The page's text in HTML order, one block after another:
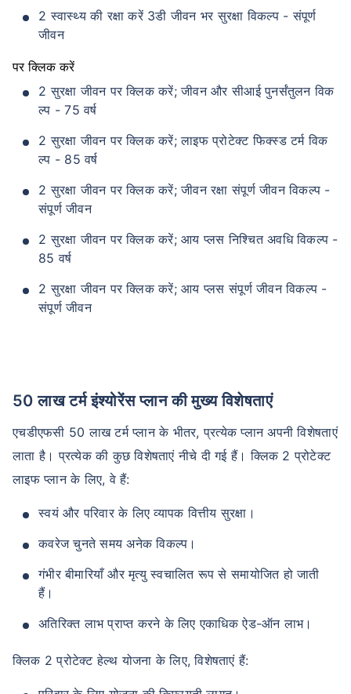
2 स्वास्थ्य की रक्षा करें 3डी जीवन भर सुरक्षा विकल्प - संपूर्ण
जीवन
पर क्लिक करें
2 सुरक्षा जीवन पर क्लिक करें; जीवन और सीआई पुनर्संतुलन विक
ल्प - 75 वर्ष
2 सुरक्षा जीवन पर क्लिक करें; लाइफ प्रोटेक्ट फिक्स्ड टर्म विक
ल्प - 85 वर्ष
2 सुरक्षा जीवन पर क्लिक करें; जीवन रक्षा संपूर्ण जीवन विकल्प -
संपूर्ण जीवन
2 सुरक्षा जीवन पर क्लिक करें; आय प्लस निश्चित अवधि विकल्प -
85 वर्ष
2 सुरक्षा जीवन पर क्लिक करें; आय प्लस संपूर्ण जीवन विकल्प -
संपूर्ण जीवन
50 लाख टर्म इंश्योरेंस प्लान की मुख्य विशेषताएं
एचडीएफसी 50 लाख टर्म प्लान के भीतर, प्रत्येक प्लान अपनी विशेषताएं
लाता है। प्रत्येक की कुछ विशेषताएं नीचे दी गई हैं। क्लिक 2 प्रोटेक्ट
लाइफ प्लान के लिए, वे हैं:
स्वयं और परिवार के लिए व्यापक वित्तीय सुरक्षा।
कवरेज चुनते समय अनेक विकल्प।
गंभीर बीमारियाँ और मृत्यु स्वचालित रूप से समायोजित हो जाती
हैं।
अतिरिक्त लाभ प्राप्त करने के लिए एकाधिक ऐड-ऑन लाभ।
क्लिक 2 प्रोटेक्ट हेल्थ योजना के लिए, विशेषताएं हैं:
उम्र टर्म इंश्योरेंस प्रीमियम को
कैसे प्रभावित करती है
₹ 434/माह * ₹ 630/माह*
44 वर्ष